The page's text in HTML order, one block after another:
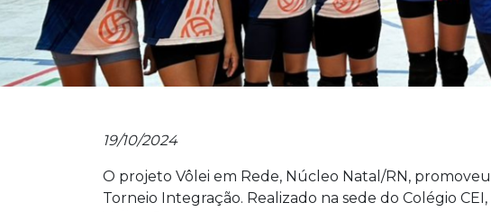
19/10/2024
O projeto Vôlei em Rede, Núcleo Natal/RN,
Torneio Integração. Realizado na sede do Colégio